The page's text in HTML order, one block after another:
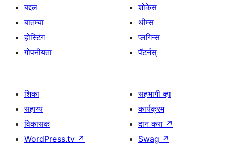
बद्दल
बातम्या
होस्टिंग
गोपनीयता
शोकेस
थीम्स
प्लगिन्स
पॅटर्नस्
शिका
सहाय्य
विकासक
WordPress.tv ↗
सहभागी व्हा
कार्यक्रम
दान करा ↗
Swag ↗